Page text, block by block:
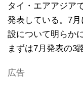
タイ・エアアジア
発表している。7
設について明らか
まずは7月発表の3
広告